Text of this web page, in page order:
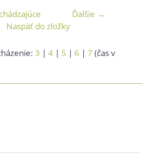
Ďalšie →
Naspäť do zložky
3 | 4 | 5 | 6 | 7 (čas v